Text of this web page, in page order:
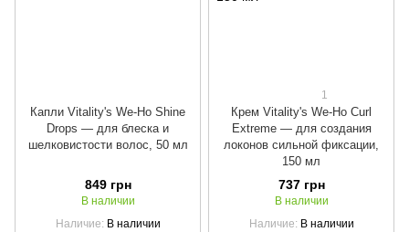
Капли Vitality's We-Ho Shine
Drops — для блеска и
шелковистости волос, 50 мл
849 грн
В наличии
Наличие
В наличии
1
Крем Vitality's We-Ho Curl
Extreme — для создания
локонов сильной фиксации,
150 мл
737 грн
В наличии
Наличие
В наличии